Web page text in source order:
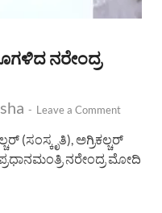
ನರೇಂದ್ರ
- Leave a Comment
(ಸಂಸ್ಕೃತಿ), ಅಗ್ರಿಕಲ್ಚರ್
ನರೇಂದ್ರ ಮೋದಿ